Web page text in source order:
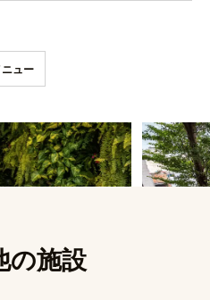
ュー
の施設